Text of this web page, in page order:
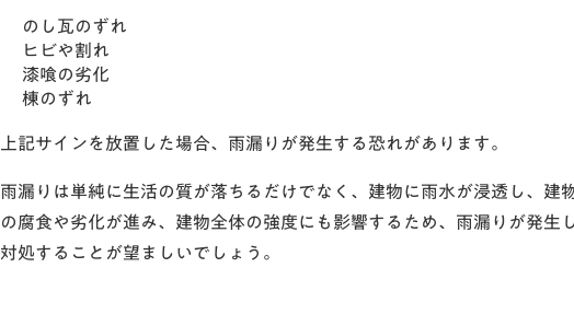
のし瓦のずれ
ヒビや割れ
漆喰の劣化
棟のずれ
上記サインを放置した場合、雨漏りが発生する恐れがあります。
雨漏りは単純に生活の質が落ちるだけでなく、建物に雨水が浸透し、建
の腐食や劣化が進み、建物全体の強度にも影響するため、雨漏りが発生
対処することが望ましいでしょう。